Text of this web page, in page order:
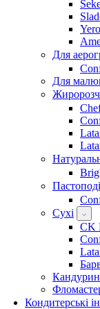
Для
Для
Сухі
CK
Кандурин
Кондитерські